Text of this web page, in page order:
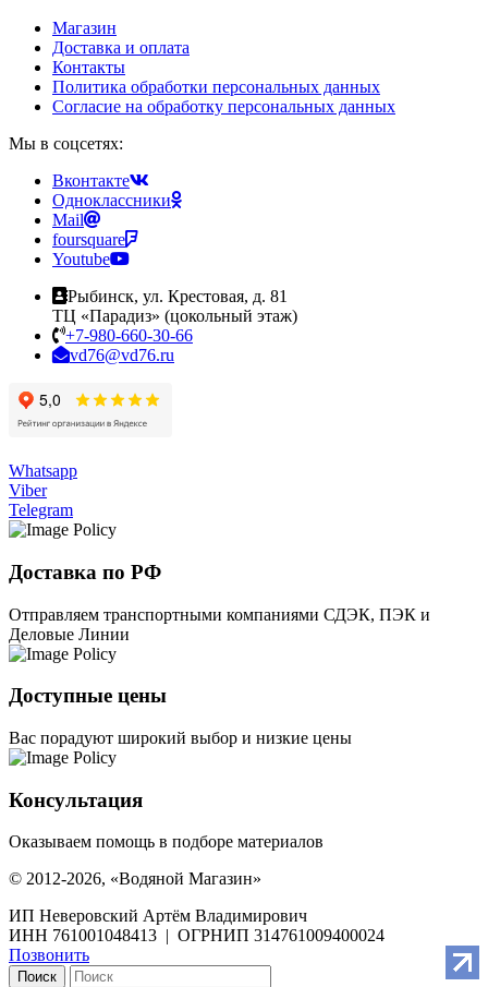
Магазин
Доставка и оплата
Контакты
Политика обработки персональных данных
Согласие на обработку персональных данных
Мы в соцсетях:
Вконтакте
Одноклассники
Mail
foursquare
Youtube
Рыбинск, ул. Крестовая, д. 81
ТЦ «Парадиз» (цокольный этаж)
+7-980-660-30-66
vd76@vd76.ru
Whatsapp
Viber
Telegram
Доставка по РФ
Отправляем транспортными компаниями СДЭК, ПЭК и
Деловые Линии
Доступные цены
Вас порадуют широкий выбор и низкие цены
Консультация
Оказываем помощь в подборе материалов
© 2012-2026, «Водяной Магазин»
ИП Неверовский Артём Владимирович
ИНН 761001048413 | ОГРНИП 314761009400024
Позвонить
Поиск